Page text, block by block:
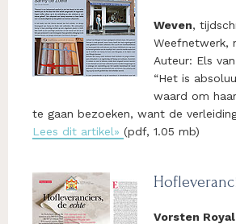
Weven,
Weefnetwerk,
Auteur: Els
“Het is
waard om
te gaan bezoeken, want de
Lees dit artikel» (pdf, 1.05 mb)
Vorsten